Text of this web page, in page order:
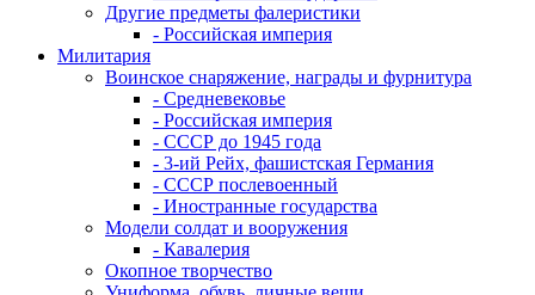
Другие предметы фалеристики
- Российская империя
Милитария
Воинское снаряжение, награды и фурнитура
- Средневековье
- Российская империя
- СССР до 1945 года
- 3-ий Рейх, фашистская Германия
- СССР послевоенный
- Иностранные государства
Модели солдат и вооружения
- Кавалерия
Окопное творчество